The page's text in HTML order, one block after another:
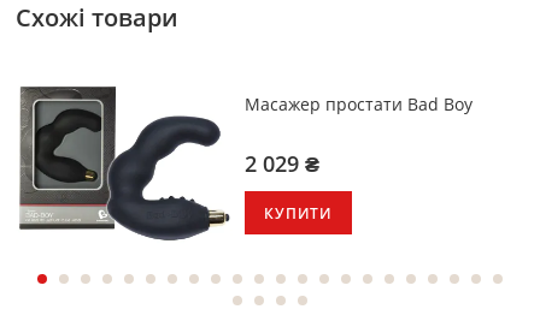
Схожі товари
Масажер простати Bad Boy
2 029 ₴
КУПИТИ